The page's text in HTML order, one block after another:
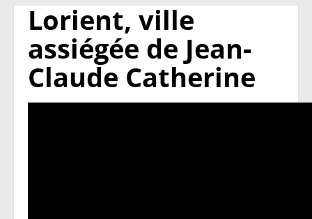
Lorient, ville
assiégée de Jean-
Claude Catherine